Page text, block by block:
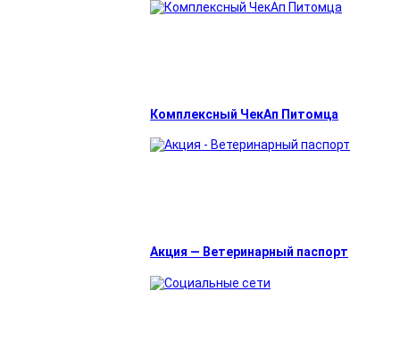
Комплексный ЧекАп Питомца
Акция — Ветеринарный паспорт